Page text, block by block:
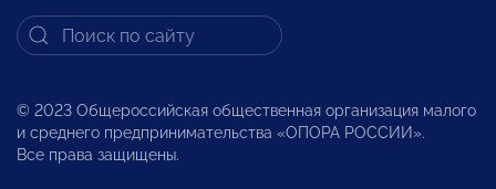
© 2023 Общероссийская общественная организация малого
и среднего предпринимательства «ОПОРА РОССИИ».
Все права защищены.